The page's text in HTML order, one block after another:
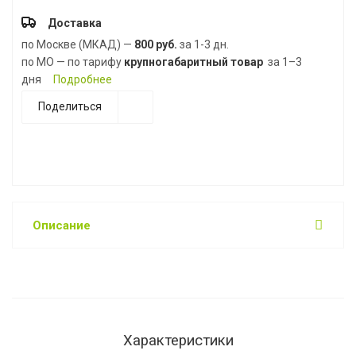
Доставка
по Москве (МКАД) — 800 руб. за 1-3 дн.
по МО — по тарифу крупногабаритный товар за 1–3
дня
Подробнее
Поделиться
Описание
Характеристики